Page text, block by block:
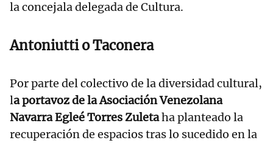
la concejala delegada de Cultura.
Antoniutti o Taconera
Por parte del colectivo de la diversidad cultural,
la portavoz de la Asociación Venezolana
Navarra Egleé Torres Zuletaha planteado la
recuperación de espacios tras lo sucedido en la